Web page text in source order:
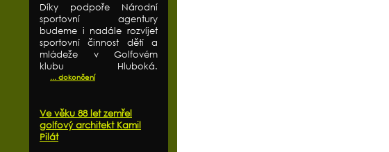
Díky podpoře Národní
sportovní agentury
budeme i nadále rozvíjet
sportovní činnost dětí a
mládeže v Golfovém
klubu Hluboká.
... dokončení
Ve věku 88 let zemřel
golfový architekt Kamil
Pilát